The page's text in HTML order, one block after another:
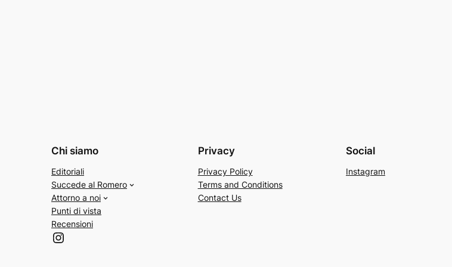
Chi siamo
Editoriali
Succede al Romero
Attorno a noi
Punti di vista
Recensioni
Instagram
Privacy
Privacy Policy
Terms and Conditions
Contact Us
Social
Instagram